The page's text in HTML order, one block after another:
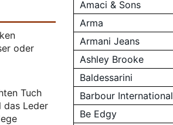
oder
Tuch
das Leder
Amaci & Sons
Arma
Armani Jeans
Ashley Brooke
Baldessarini
Barbour International
Be Edgy